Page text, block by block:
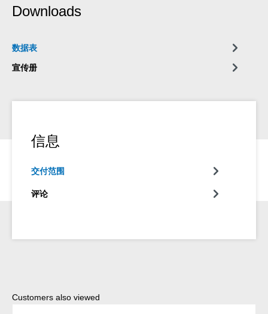
Downloads
数据表
宣传册
信息
交付范围
评论
Skip product gallery
Customers also viewed